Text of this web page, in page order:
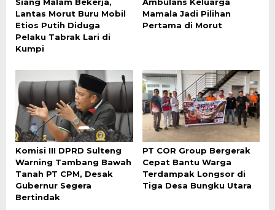
Siang Malam Bekerja,
Lantas Morut Buru Mobil
Etios Putih Diduga
Pelaku Tabrak Lari di
Kumpi
Ambulans Keluarga
Mamala Jadi Pilihan
Pertama di Morut
Komisi III DPRD Sulteng
Warning Tambang Bawah
Tanah PT CPM, Desak
Gubernur Segera
Bertindak
PT COR Group Bergerak
Cepat Bantu Warga
Terdampak Longsor di
Tiga Desa Bungku Utara